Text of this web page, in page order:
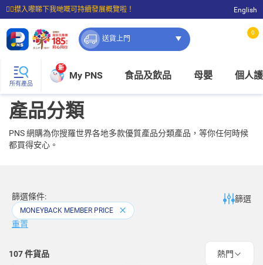
☝🏼㩒入嚟睇下我哋嘅可持續發展概覽啦！
⭐購物滿$399即享免費送貨；滿$100即可免費店取。
English
送貨上門
0
所有產品
新
My PNS 食品及飲品 母嬰 個人
產品分類
PNS 網購為你搜羅世界各地多款優質產品分類產品，等你任何時候
都買得安心。
篩選條件:
MONEYBACK MEMBER PRICE
重置
篩選
107件貨品 熱門